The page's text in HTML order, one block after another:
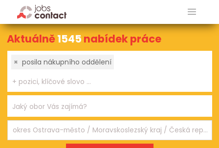
Aktuálně1545 nabídek práce
× posila nákupního oddělení